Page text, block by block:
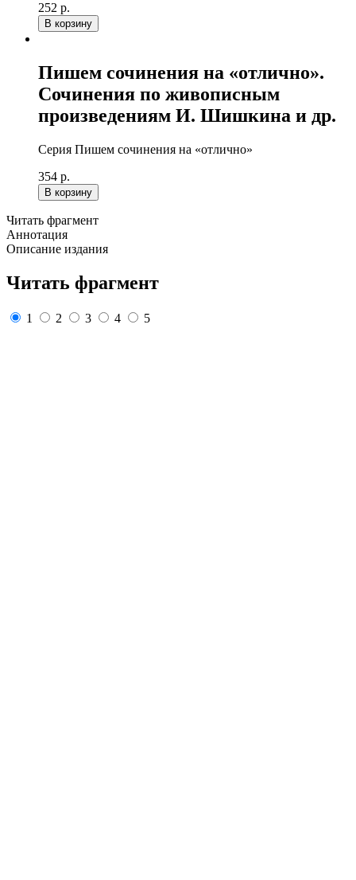
252 р.
В корзину
Пишем сочинения на «отлично».
Сочинения по живописным
произведениям И. Шишкина и др.
Серия Пишем сочинения на «отлично»
354 р.
В корзину
Читать фрагмент
Аннотация
Описание издания
Читать фрагмент
1 2 3 4 5